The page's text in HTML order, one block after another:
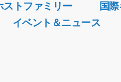
ストファミリー 国
イベント＆ニュース